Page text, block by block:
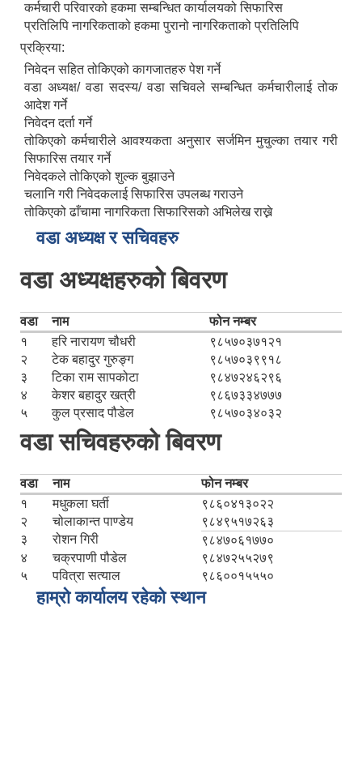
कर्मचारी परिवारको हकमा सम्बन्धित कार्यालयको सिफारिस
प्रतिलिपि नागरिकताको हकमा पुरानो नागरिकताको प्रतिलिपि
प्रक्रिया:
निवेदन सहित तोकिएको कागजातहरु पेश गर्ने
वडा अध्यक्ष/ वडा सदस्य/ वडा सचिवले सम्बन्धित कर्मचारीलाई तोक
आदेश गर्ने
निवेदन दर्ता गर्ने
तोकिएको कर्मचारीले आवश्यकता अनुसार सर्जमिन मुचुल्का तयार गरी
सिफारिस तयार गर्ने
निवेदकले तोकिएको शुल्क बुझाउने
चलानि गरी निवेदकलाई सिफारिस उपलब्ध गराउने
तोकिएको ढाँचामा नागरिकता सिफारिसको अभिलेख राख्ने
वडा अध्यक्ष र सचिवहरु
वडा अध्यक्षहरुको बिवरण
वडा नाम
फोन नम्बर
१
हरि नारायण चौधरी
९८५७०३७१२१
२
टेक बहादुर गुरुङ्ग
९८५७०३९९१८
३
टिका राम सापकोटा
९८४७२४६२९६
४
केशर बहादुर खत्री
९८६७३३४७७७
५
कुल प्रसाद पौडेल ९८५७०३४०३२
वडा सचिवहरुको बिवरण
वडा नाम
फोन नम्बर
१
मधुकला घर्ती
९८६०४१३०२२
२
चोलाकान्त पाण्डेय
९८४९५१७२६३
३
रोशन गिरी
९८४७०६१७७०
४
चक्रपाणी पौडेल
९८४७२५५२७९
५
पवित्रा सत्याल ९८६००१५५५०
हाम्रो कार्यालय रहेको स्थान